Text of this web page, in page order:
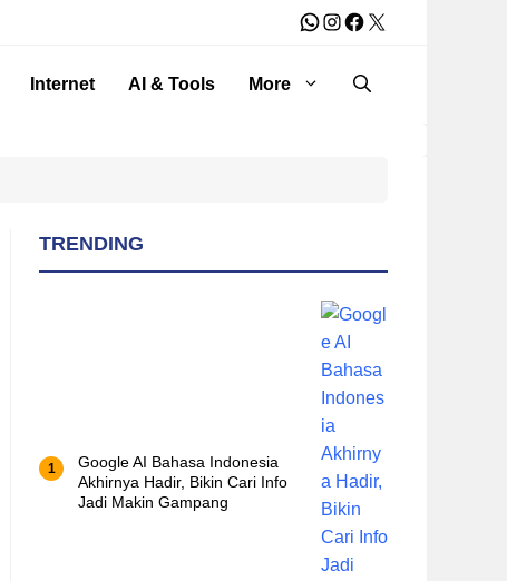
WhatsApp
Instagram
Facebook
X
Internet AI & Tools More
TRENDING
Google AI Bahasa Indonesia
Akhirnya Hadir, Bikin Cari Info
Jadi Makin Gampang